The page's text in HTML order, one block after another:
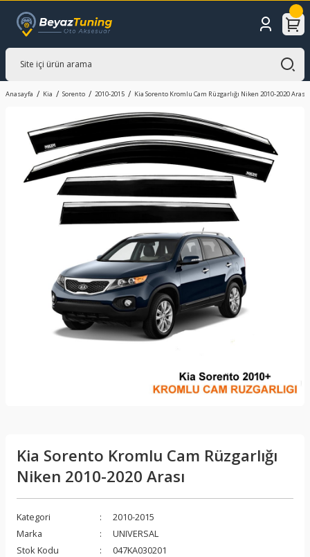
Anasayfa Kia Sorento 2010-2015 Kia Sorento Kromlu Cam Rüzgarlığı Niken 2010-2020 Arası
Kia Sorento Kromlu Cam Rüzgarlığı
Niken 2010-2020 Arası
Kategori
2010-2015
Marka
UNIVERSAL
Stok Kodu
047KA030201